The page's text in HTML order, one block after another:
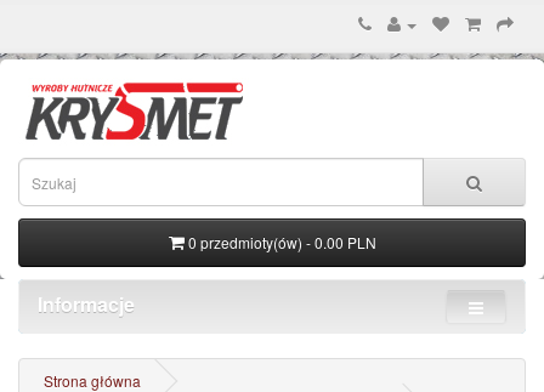
0 przedmioty(ów) - 0.00 PLN
Informacje
Strona główna